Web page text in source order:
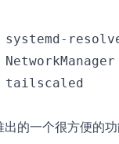
的一个很方便的